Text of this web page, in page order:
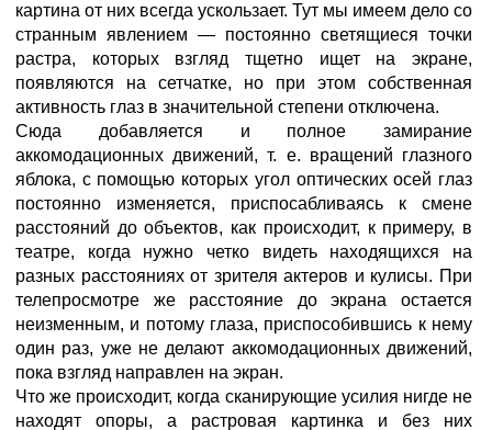
картина от них всегда ускользает. Тут мы имеем дело со
странным явлением — постоянно светящиеся точки
растра, которых взгляд тщетно ищет на экране,
появляются на сетчатке, но при этом собственная
активность глаз в значительной степени отключена.
Сюда добавляется и полное замирание
аккомодационных движений, т. е. вращений глазного
яблока, с помощью которых угол оптических осей глаз
постоянно изменяется, приспосабливаясь к смене
расстояний до объектов, как происходит, к примеру, в
театре, когда нужно четко видеть находящихся на
разных расстояниях от зрителя актеров и кулисы. При
телепросмотре же расстояние до экрана остается
неизменным, и потому глаза, приспособившись к нему
один раз, уже не делают аккомодационных движений,
пока взгляд направлен на экран.
Что же происходит, когда сканирующие усилия нигде не
находят опоры, а растровая картинка и без них